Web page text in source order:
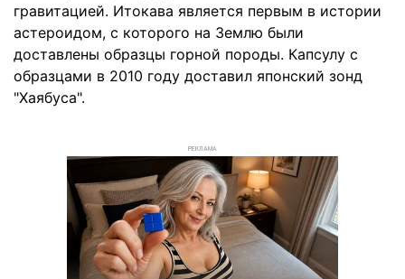
гравитацией. Итокава является первым в истории
астероидом, с которого на Землю были
доставлены образцы горной породы. Капсулу с
образцами в 2010 году доставил японский зонд
"Хаябуса".
РЕКЛАМА